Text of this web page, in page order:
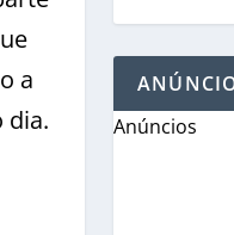
a
dia.
Anúncios